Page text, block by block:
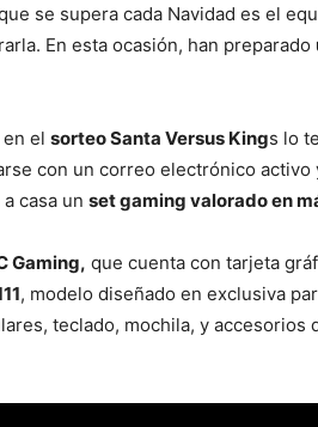
se supera cada Navidad es el
En esta ocasión, han preparado
el sorteo Santa Versus Kings lo
con un correo electrónico
casa un set gaming valorado en
Gaming, que cuenta con tarjeta
, modelo diseñado en exclusiva
teclado, mochila, y